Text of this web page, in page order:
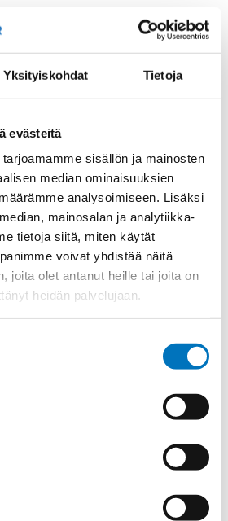
Yksityiskohdat Tietoja
evästeitä
sisällön ja mainosten
median ominaisuuksien
analysoimiseen. Lisäksi
mainosalan ja analytiikka-
tietoja siitä, miten käytät
voivat yhdistää näitä
joita olet antanut heille tai joita on
heidän palvelujaan.
Hummel Ag
HSK-M-EMC-D
Niklattu messinki
M 32 x 1,5
'-40°C to +100°C
NBR
IP 68 – 10 bar;IP 69 K
40
UL;CSA;DNV-GL;NEMA;cUL
18